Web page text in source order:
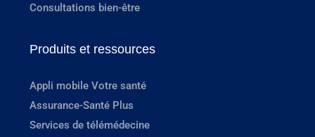
Consultations bien-être
Produits et ressources
Appli mobile Votre santé
Assurance-Santé Plus
Services de télémédecine